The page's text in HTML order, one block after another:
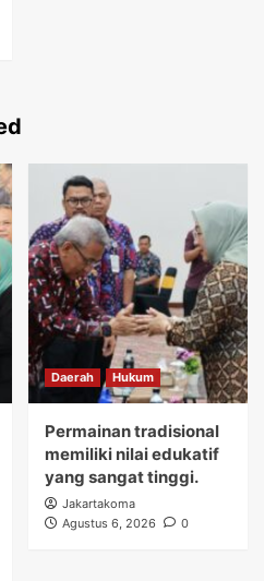
Daerah Hukum
Permainan tradisional
memiliki nilai edukatif
yang sangat tinggi.
Jakartakoma
Agustus 6, 2026
0